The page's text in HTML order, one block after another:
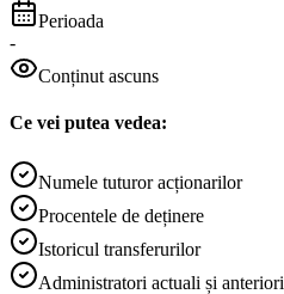
Perioada
-
Conținut ascuns
Ce vei putea vedea:
Numele tuturor acționarilor
Procentele de deținere
Istoricul transferurilor
Administratori actuali și anteriori